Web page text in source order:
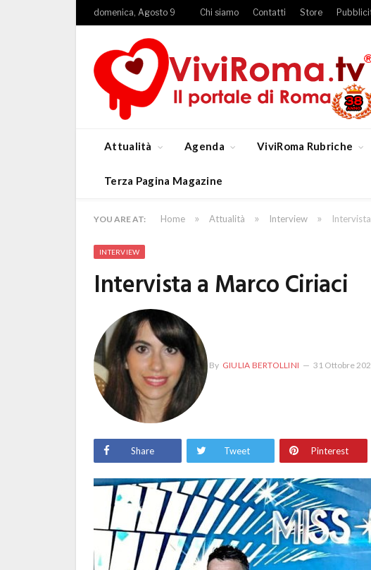
domenica, Agosto 9 Chi siamo Contatti Store
Attualità Agenda ViviRoma Rubriche
Terza Pagina Magazine
YOU ARE AT: Home » Attualità » Interview »
INTERVIEW
Intervista a Marco Ciriaci
By GIULIA BERTOLLINI 31 Ottobre
Share Tweet Pinterest